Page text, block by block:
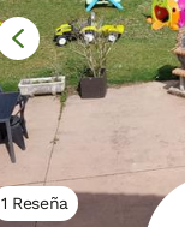
1 Reseña